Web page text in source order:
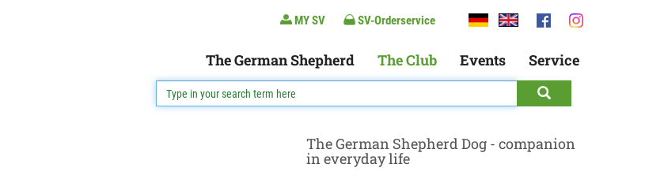
MY SV SV-Orderservice
The German Shepherd The Club Events Service
The German Shepherd Dog - companion
in everyday life